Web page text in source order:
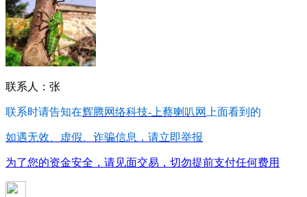
联系人：张
联系时请告知在辉腾网络科技-上蔡喇叭网 上面看到的
如遇无效、虚假、诈骗信息，请立即举报
为了您的资金安全，请见面交易，切勿提前支付任何费用